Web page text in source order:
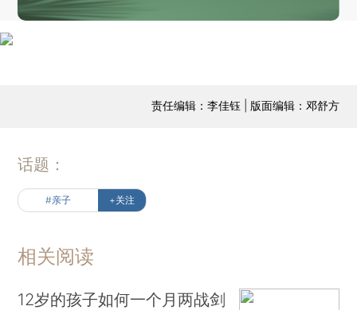
责任编辑：李佳钰 | 版面编辑：邓舒方
话题：
#亲子 +关注
相关阅读
12岁的孩子如何一个月两战剑